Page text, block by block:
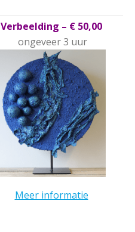
Verbeelding – € 50,00
ongeveer 3 uur
Meer informatie